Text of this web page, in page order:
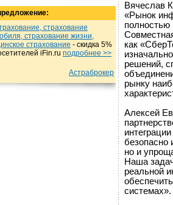
страхование
страхование жизни,
страхование - cкидка 5%
iFin.ru подробнеe >>
Астраброкер
Вячеслав
«Рынок
полностью
как
решений,
рынку
Алексей
безопасно
но и
Наша
реальной
системах».